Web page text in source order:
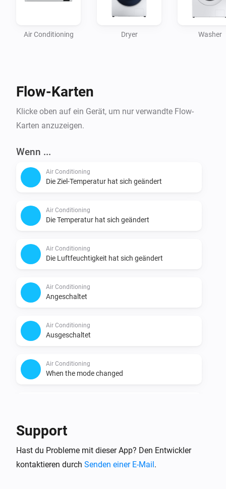
Air Conditioning Dryer Washer
Flow-Karten
Klicke oben auf ein Gerät, um nur verwandte Flow-
Karten anzuzeigen.
Wenn ...
Air Conditioning
Die Ziel-Temperatur hat sich geändert
Air Conditioning
Die Temperatur hat sich geändert
Air Conditioning
Die Luftfeuchtigkeit hat sich geändert
Air Conditioning
Angeschaltet
Air Conditioning
Ausgeschaltet
Air Conditioning
When the mode changed
When the fan mode changed
Support
Hast du Probleme mit dieser App? Den Entwickler
kontaktieren durch Senden einer E-Mail.